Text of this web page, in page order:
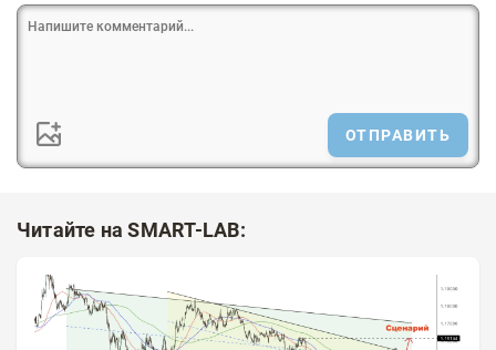
ОТПРАВИТЬ
Читайте на SMART-LAB: